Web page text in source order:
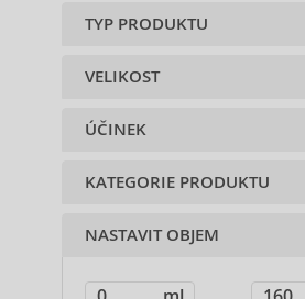
Aveda (4)
Axe (4)
Babor (20)
Banbu (1)
Beauty of Joseon (25)
Normální (3)
TYP PRODUKTU
opalování (3)
VELIKOST
160 ml (2)
ÚČINEK
Hydratace (2)
Sjednocení (2)
KATEGORIE PRODUKTU
Péče o pleť (3)
NASTAVIT OBJEM